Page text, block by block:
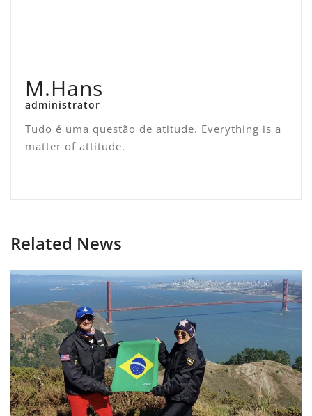
M.Hans
administrator
Tudo é uma questão de atitude. Everything is a
matter of attitude.
Related News